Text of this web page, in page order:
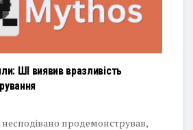
ШІ виявив вразливість
продемонстрував,